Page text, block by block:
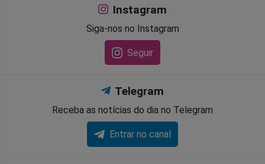
Instagram
Siga-nos no Instagram
Seguir
Telegram
Receba as notícias do dia no Telegram
Entrar no canal